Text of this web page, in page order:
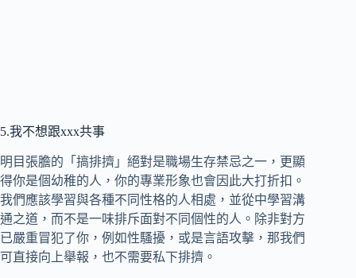
5.我不想跟xxx共事
明目張膽的「搞排擠」絕對是職場生存禁忌之一，更顯
得你是個幼稚的人，你的專業形象也會因此大打折扣。
我們應該學習與各種不同性格的人相處，並從中學習溝
通之道，而不是一味排斥面對不同個性的人。除非對方
已嚴重冒犯了你，例如性騷擾，或是言語攻擊，那我們
可直接向上舉報，也不需要私下排擠。